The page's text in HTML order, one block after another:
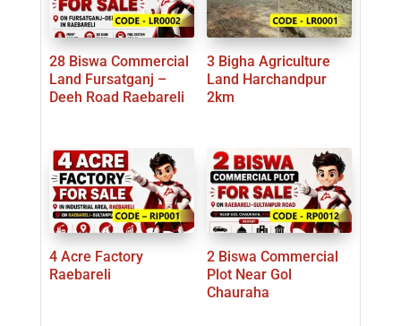
28 Biswa Commercial
Land Fursatganj –
Deeh Road Raebareli
3 Bigha Agriculture
Land Harchandpur
2km
4 Acre Factory
Raebareli
2 Biswa Commercial
Plot Near Gol
Chauraha